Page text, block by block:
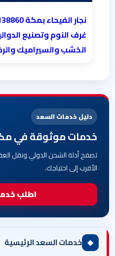
غرف النوم وتصنيع
الخشب والسيراميك
دليل خدمات السعد
خدمات موثوقة في
تصفح أدلة الشحن الدولي ونقل
الأقرب إلى احتياجك.
اطلب
◆ خدمات السعد الرئيسية